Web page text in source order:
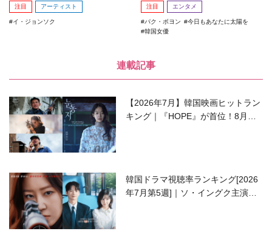
注目 アーティスト
イ・ジョンソク
注目 エンタメ
パク・ボヨン
今日もあなたに太陽を
韓国女優
連載記事
【2026年7月】韓国映画ヒットラン
キング｜『HOPE』が首位！8月公
韓国ドラマ視聴率ランキング[2026
年7月第5週]｜ソ・イングク主演の